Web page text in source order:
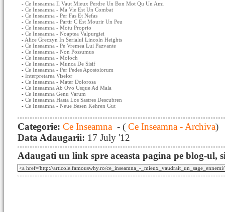
- Ce Inseamna Il Vaut Mieux Perdre Un Bon Mot Qu Un Ami
- Ce Inseamna - Ma Vie Est Un Combat
- Ce Inseamna - Per Fas Et Nefas
- Ce Inseamna - Partir C Est Mourir Un Peu
- Ce Inseamna - Motu Proprio
- Ce Inseamna - Noaptea Valpurgiei
- Alice Greczyn In Serialul Lincoln Heights
- Ce Inseamna - Pe Vremea Lui Pazvante
- Ce Inseamna - Non Possumus
- Ce Inseamna - Moloch
- Ce Inseamna - Munca De Sisif
- Ce Inseamna - Per Pedes Apostoiorum
- Interpretarea Viselor
- Ce Inseamna - Mater Dolorosa
- Ce Inseamna Ab Ovo Usque Ad Mala
- Ce Inseamna Genu Varum
- Ce Inseamna Hasta Los Sastres Descubren
- Ce Inseamna - Neue Besen Kehren Gut
Categorie: Ce Inseamna - ( Ce Inseamna - Archiva)
Data Adaugarii: 17 July '12
Adaugati un link spre aceasta pagina pe blog-ul,